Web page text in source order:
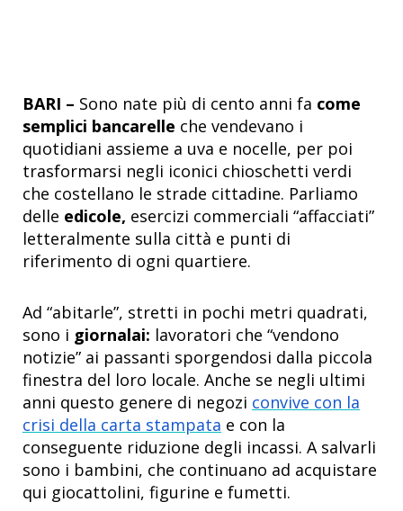
BARI – Sono nate più di cento anni fa come
semplici bancarelle che vendevano i
quotidiani assieme a uva e nocelle, per poi
trasformarsi negli iconici chioschetti verdi
che costellano le strade cittadine. Parliamo
delle edicole, esercizi commerciali “affacciati”
letteralmente sulla città e punti di
riferimento di ogni quartiere.
Ad “abitarle”, stretti in pochi metri quadrati,
sono i giornalai: lavoratori che “vendono
notizie” ai passanti sporgendosi dalla piccola
finestra del loro locale. Anche se negli ultimi
anni questo genere di negozi convive con la
crisi della carta stampata e con la
conseguente riduzione degli incassi. A salvarli
sono i bambini, che continuano ad acquistare
qui giocattolini, figurine e fumetti.